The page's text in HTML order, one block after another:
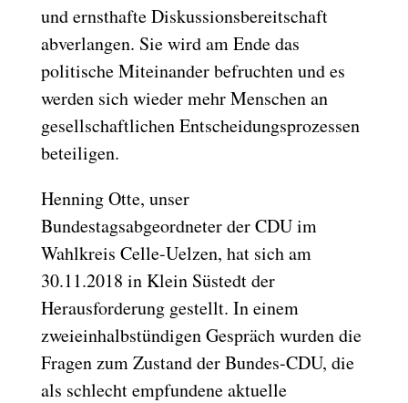
und ernsthafte Diskussionsbereitschaft
abverlangen. Sie wird am Ende das
politische Miteinander befruchten und es
werden sich wieder mehr Menschen an
gesellschaftlichen Entscheidungsprozessen
beteiligen.
Henning Otte, unser
Bundestagsabgeordneter der CDU im
Wahlkreis Celle-Uelzen, hat sich am
30.11.2018 in Klein Süstedt der
Herausforderung gestellt. In einem
zweieinhalbstündigen Gespräch wurden die
Fragen zum Zustand der Bundes-CDU, die
als schlecht empfundene aktuelle